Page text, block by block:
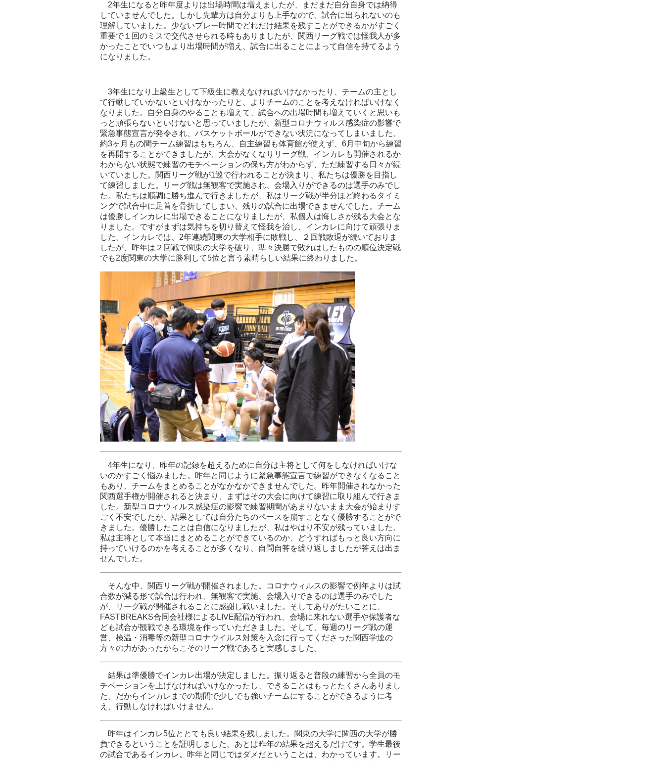
2年生になると昨年度よりは出場時間は増えましたが、まだまだ自分自身では納得
していませんでした。しかし先輩方は自分よりも上手なので、試合に出られないのも
理解していました。少ないプレー時間でどれだけ結果を残すことができるかがすごく
重要で１回のミスで交代させられる時もありましたが、関西リーグ戦では怪我人が多
かったことでいつもより出場時間が増え、試合に出ることによって自信を持てるよう
になりました。
3年生になり上級生として下級生に教えなければいけなかったり、チームの主とし
て行動していかないといけなかったりと、よりチームのことを考えなければいけなく
なりました。自分自身のやることも増えて、試合への出場時間も増えていくと思いも
っと頑張らないといけないと思っていましたが、新型コロナウィルス感染症の影響で
緊急事態宣言が発令され、バスケットボールができない状況になってしまいました。
約3ヶ月もの間チーム練習はもちろん、自主練習も体育館が使えず、6月中旬から練習
を再開することができましたが、大会がなくなりリーグ戦、インカレも開催されるか
わからない状態で練習のモチベーションの保ち方がわからず、ただ練習する日々が続
いていました。関西リーグ戦が1巡で行われることが決まり、私たちは優勝を目指し
て練習しました。リーグ戦は無観客で実施され、会場入りができるのは選手のみでし
た。私たちは順調に勝ち進んで行きましたが、私はリーグ戦が半分ほど終わるタイミ
ングで試合中に足首を骨折してしまい、残りの試合に出場できませんでした。チーム
は優勝しインカレに出場できることになりましたが、私個人は悔しさが残る大会とな
りました。ですがまずは気持ちを切り替えて怪我を治し、インカレに向けて頑張りま
した。インカレでは、2年連続関東の大学相手に敗戦し、２回戦敗退が続いておりま
したが、昨年は２回戦で関東の大学を破り、準々決勝で敗れはしたものの順位決定戦
でも2度関東の大学に勝利して5位と言う素晴らしい結果に終わりました。
4年生になり、昨年の記録を超えるために自分は主将として何をしなければいけな
いのかすごく悩みました。昨年と同じように緊急事態宣言で練習ができなくなること
もあり、チームをまとめることがなかなかできませんでした。昨年開催されなかった
関西選手権が開催されると決まり、まずはその大会に向けて練習に取り組んで行きま
した。新型コロナウィルス感染症の影響で練習期間があまりないまま大会が始まりす
ごく不安でしたが、結果としては自分たちのペースを崩すことなく優勝することがで
きました。優勝したことは自信になりましたが、私はやはり不安が残っていました。
私は主将として本当にまとめることができているのか、どうすればもっと良い方向に
持っていけるのかを考えることが多くなり、自問自答を繰り返しましたが答えは出ま
せんでした。
そんな中、関西リーグ戦が開催されました。コロナウィルスの影響で例年よりは試
合数が減る形で試合は行われ、無観客で実施、会場入りできるのは選手のみでした
が、リーグ戦が開催されることに感謝し戦いました。そしてありがたいことに、
FASTBREAKS合同会社様によるLIVE配信が行われ、会場に来れない選手や保護者な
ども試合が観戦できる環境を作っていただきました。そして、毎週のリーグ戦の運
営、検温・消毒等の新型コロナウイルス対策を入念に行ってくださった関西学連の
方々の力があったからこそのリーグ戦であると実感しました。
結果は準優勝でインカレ出場が決定しました。振り返ると普段の練習から全員のモ
チベーションを上げなければいけなかったし、できることはもっとたくさんありまし
た。だからインカレまでの期間で少しでも強いチームにすることができるように考
え、行動しなければいけません。
昨年はインカレ5位ととても良い結果を残しました。関東の大学に関西の大学が勝
負できるということを証明しました。あとは昨年の結果を超えるだけです。学生最後
の試合であるインカレ。昨年と同じではダメだということは、わかっています。リー